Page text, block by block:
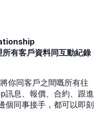
有客戶資料同互動紀錄
你同客戶之間嘅所有往
息、報價、合約、跟進
同事接手，都可以即刻